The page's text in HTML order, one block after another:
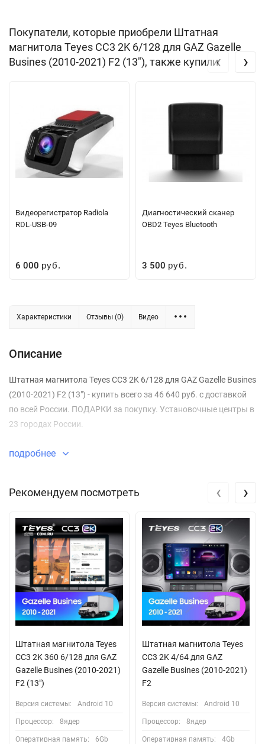
Покупатели, которые приобрели Штатная
магнитола Teyes CC3 2K 6/128 для GAZ Gazelle
Busines (2010-2021) F2 (13"), также купили
Видеорегистратор Radiola
RDL-USB-09
6 000 руб.
Диагностический сканер
OBD2 Teyes Bluetooth
3 500 руб.
‹ ›
Характеристики Отзывы (0) Видео
Описание
Штатная магнитола Teyes CC3 2K 6/128 для GAZ Gazelle Busines
(2010-2021) F2 (13") - купить всего за 46 640 руб. с доставкой
по всей России. ПОДАРКИ за покупку. Установочные центры в
23 городах России.
подробнее
Рекомендуем посмотреть
Штатная магнитола Teyes
CC3 2K 360 6/128 для GAZ
Gazelle Busines (2010-2021)
F2 (13")
Версия системы: Android 10
Процессор: 8ядер
Оперативная память: 6Gb
Штатная магнитола Teyes
CC3 2K 4/64 для GAZ
Gazelle Busines (2010-2021)
F2
Версия системы: Android 10
Процессор: 8ядер
Оперативная память: 4Gb
‹ ›